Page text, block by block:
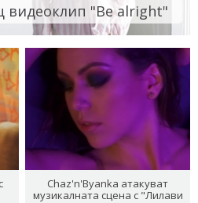
видеоклип "Be alright"
Chaz'n'Byanka атакуват
музикалната сцена с "Лилави